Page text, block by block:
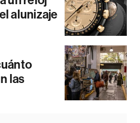
alunizaje
las